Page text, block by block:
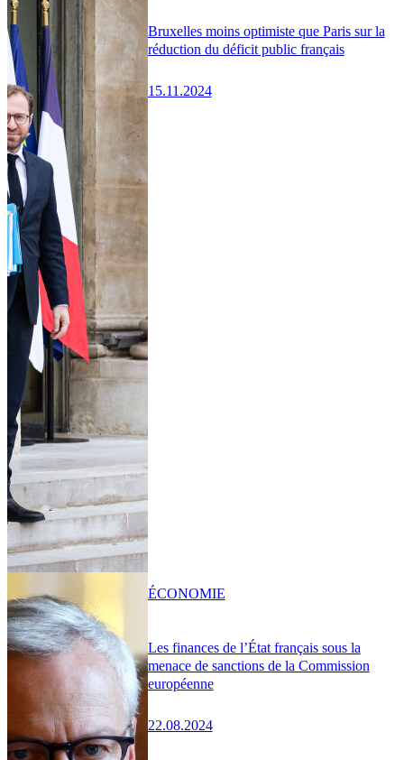
Bruxelles moins optimiste que Paris sur la
réduction du déficit public français
15.11.2024
Les finances de l’État français sous la
menace de sanctions de la Commission
européenne
22.08.2024
ÉCONOMIE